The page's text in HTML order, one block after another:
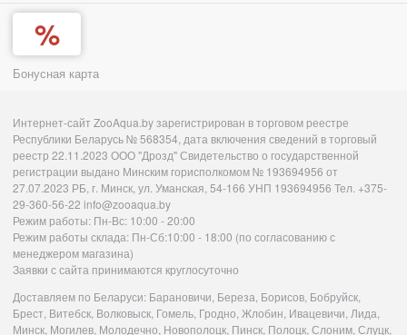
Бонусная карта
Интернет-сайт ZooAqua.by зарегистрирован в торговом реестре
Республики Беларусь № 568354, дата включения сведений в торговый
реестр 22.11.2023 ООО "Дрозд" Свидетельство о государственной
регистрации выдано Минским горисполкомом № 193694956 от
27.07.2023 РБ, г. Минск, ул. Уманская, 54-166 УНП 193694956 Тел. +375-
29-360-56-22 info@zooaqua.by
Режим работы: Пн-Вс: 10:00 - 20:00
Режим работы склада: Пн-Сб:10:00 - 18:00 (по согласованию с
менеджером магазина)
Заявки с сайта принимаются круглосуточно
Доставляем по Беларуси: Барановичи, Береза, Борисов, Бобруйск,
Брест, Витебск, Волковыск, Гомель, Гродно, Жлобин, Ивацевичи, Лида,
Минск, Могилев, Молодечно, Новополоцк, Пинск, Полоцк, Слоним, Слуцк,